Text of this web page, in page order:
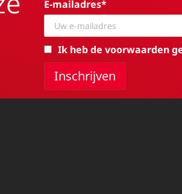
E-mailadres*
Ik heb de voorwaarden